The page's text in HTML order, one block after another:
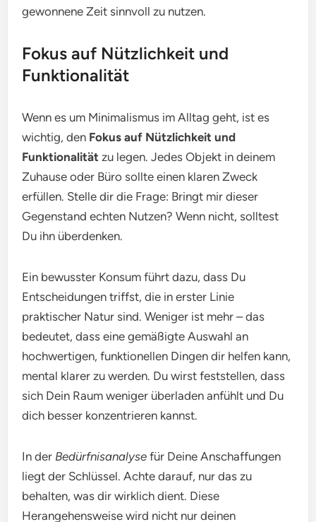
gewonnene Zeit sinnvoll zu nutzen.
Fokus auf Nützlichkeit und
Funktionalität
Wenn es um Minimalismus im Alltag geht, ist es
wichtig, den Fokus auf Nützlichkeit und
Funktionalität zu legen. Jedes Objekt in deinem
Zuhause oder Büro sollte einen klaren Zweck
erfüllen. Stelle dir die Frage: Bringt mir dieser
Gegenstand echten Nutzen? Wenn nicht, solltest
Du ihn überdenken.
Ein bewusster Konsum führt dazu, dass Du
Entscheidungen triffst, die in erster Linie
praktischer Natur sind. Weniger ist mehr – das
bedeutet, dass eine gemäßigte Auswahl an
hochwertigen, funktionellen Dingen dir helfen kann,
mental klarer zu werden. Du wirst feststellen, dass
sich Dein Raum weniger überladen anfühlt und Du
dich besser konzentrieren kannst.
In der Bedürfnisanalyse für Deine Anschaffungen
liegt der Schlüssel. Achte darauf, nur das zu
behalten, was dir wirklich dient. Diese
Herangehensweise wird nicht nur deinen